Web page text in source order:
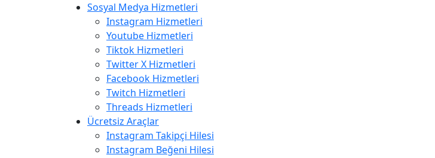
Sosyal Medya Hizmetleri
Instagram Hizmetleri
Youtube Hizmetleri
Tiktok Hizmetleri
Twitter X Hizmetleri
Facebook Hizmetleri
Twitch Hizmetleri
Threads Hizmetleri
Ücretsiz Araçlar
Instagram Takipçi Hilesi
Instagram Beğeni Hilesi